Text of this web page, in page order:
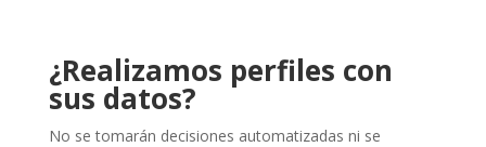
¿Realizamos perfiles con
sus datos?
No se tomarán decisiones automatizadas ni se